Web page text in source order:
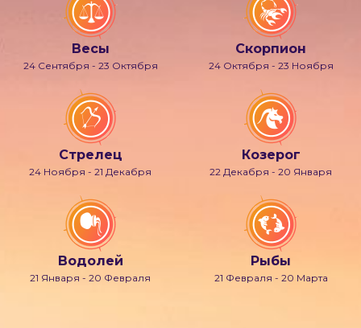
Весы
24 Сентября - 23 Октября
Скорпион
24 Октября - 23 Ноября
Стрелец
24 Ноября - 21 Декабря
Козерог
22 Декабря - 20 Января
Водолей
21 Января - 20 Февраля
Рыбы
21 Февраля - 20 Марта